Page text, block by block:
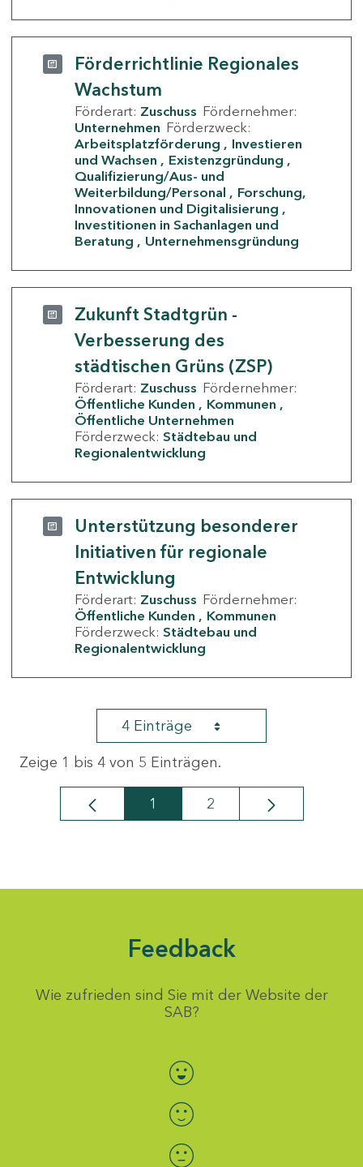
Förderrichtlinie Regionales
Wachstum
Förderart: Zuschuss Fördernehmer:
Unternehmen Förderzweck:
Arbeitsplatzförderung
Investieren
und Wachsen
Existenzgründung
Qualifizierung/Aus- und
Weiterbildung/Personal
Forschung,
Innovationen und Digitalisierung
Investitionen in Sachanlagen und
Beratung
Unternehmensgründung
Zukunft Stadtgrün -
Verbesserung des
städtischen Grüns (ZSP)
Förderart: Zuschuss Fördernehmer:
Öffentliche Kunden
Kommunen
Öffentliche Unternehmen
Förderzweck: Städtebau und
Regionalentwicklung
Unterstützung besonderer
Initiativen für regionale
Entwicklung
Förderart: Zuschuss Fördernehmer:
Öffentliche Kunden
Kommunen
Förderzweck: Städtebau und
Regionalentwicklung
4 Einträge
Zeige 1 bis 4 von 5 Einträgen.
Seite
1 Seite
2
Feedback
Wie zufrieden sind Sie mit der Website der
SAB?
Bewertung auswählen